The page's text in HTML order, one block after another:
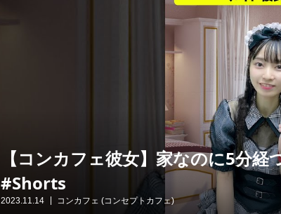
【コンカフェ彼女】家なのに5分
#Shorts
2023.11.14 コンカフェ (コンセプトカフェ)